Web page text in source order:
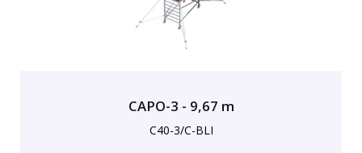
CAPO-3 - 9,67 m
C40-3/C-BLI